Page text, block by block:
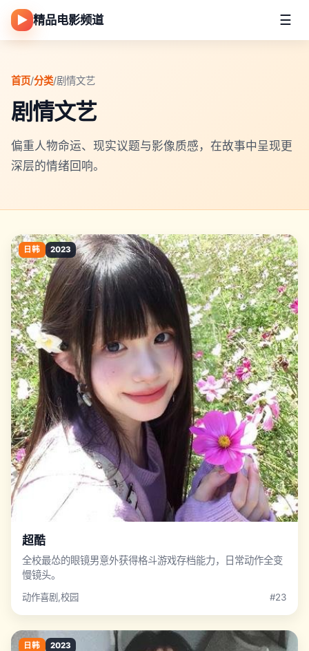
▶ 精品电影频道 ☰
首页/分类/剧情文艺
剧情文艺
偏重人物命运、现实议题与影像质感，在故事中呈现更
深层的情绪回响。
日韩 2023
超酷
全校最怂的眼镜男意外获得格斗游戏存档能力，日常动作全变
慢镜头。
动作喜剧,校园 #23
日韩 2023